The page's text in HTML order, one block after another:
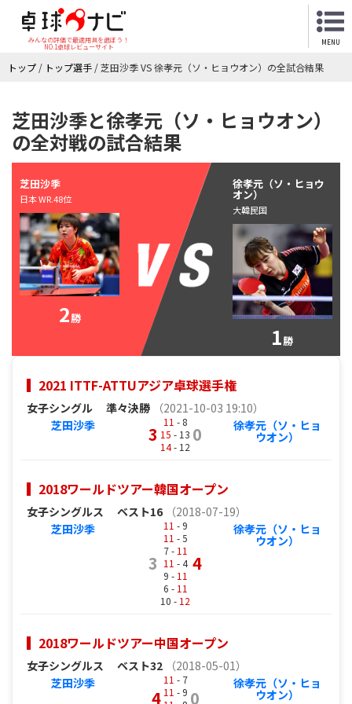
みんなの評価で最適用具を選ぼう！
NO.1卓球レビューサイト
MENU
トップ / トップ選手 /芝田沙季 VS 徐孝元（ソ・ヒョウオン）の全試合結果
芝田沙季と徐孝元（ソ・ヒョウオン）
の全対戦の試合結果
芝田沙季
日本 WR.48位
2勝
徐孝元（ソ・ヒョウ
オン）
大韓民国
1勝
2021 ITTF-ATTUアジア卓球選手権
女子シングル 準々決勝
（2021-10-03 19:10）
芝田沙季
3
11 - 8
15 - 13
14- 12
0 徐孝元（ソ・ヒョ
ウオン）
2018ワールドツアー韓国オープン
女子シングルス ベスト16
（2018-07-19）
芝田沙季
3
11 - 9
11 - 5
7 - 11
11 - 4
9 - 11
6 - 11
10 - 12
4
徐孝元（ソ・ヒョ
ウオン）
2018ワールドツアー中国オープン
女子シングルス ベスト32
（2018-05-01）
芝田沙季
4
11 - 7
11 - 9 0
徐孝元（ソ・ヒョ
ウオン）